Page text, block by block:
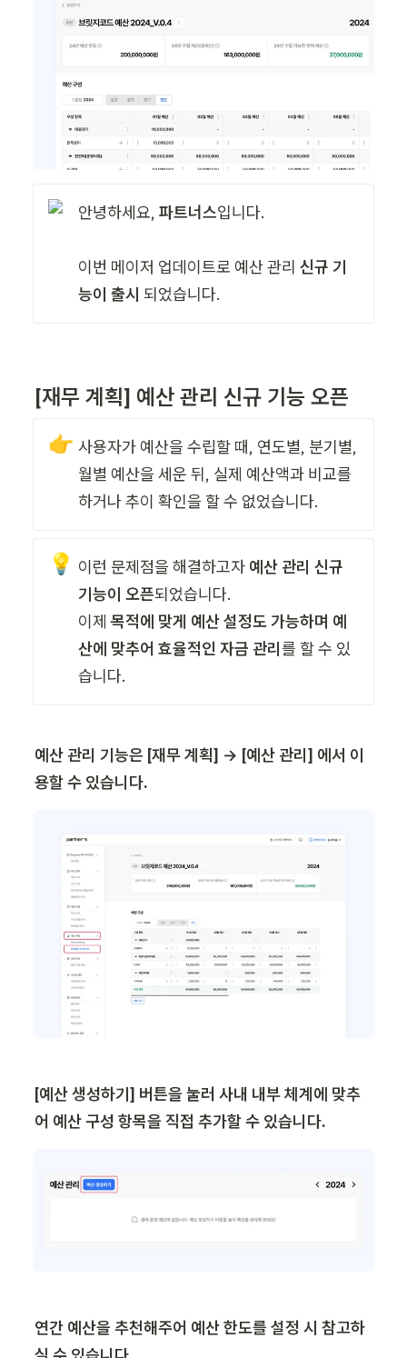
안녕하세요, 파트너스입니다.
이번 메이저 업데이트로 예산 관리 신규 기
능이 출시 되었습니다.
[재무 계획] 예산 관리 신규 기능 오픈
👉 사용자가 예산을 수립할 때, 연도별, 분기별,
월별 예산을 세운 뒤, 실제 예산액과 비교를
하거나 추이 확인을 할 수 없었습니다.
💡 이런 문제점을 해결하고자 예산 관리 신규
기능이 오픈되었습니다.
이제 목적에 맞게 예산 설정도 가능하며 예
산에 맞추어 효율적인 자금 관리를 할 수 있
습니다.
예산 관리 기능은 [재무 계획] → [예산 관리] 에서 이
용할 수 있습니다.
[예산 생성하기] 버튼을 눌러 사내 내부 체계에 맞추
어 예산 구성 항목을 직접 추가할 수 있습니다.
연간 예산을 추천해주어 예산 한도를 설정 시 참고하